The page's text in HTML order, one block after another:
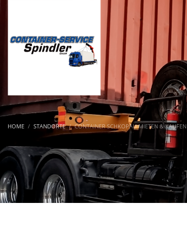
HOME STANDORTE CONTAINER SCHKOPAU MIETEN & KAUFEN